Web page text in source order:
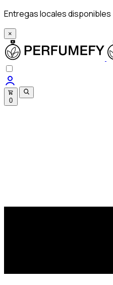
Entregas locales disponibles
×
0